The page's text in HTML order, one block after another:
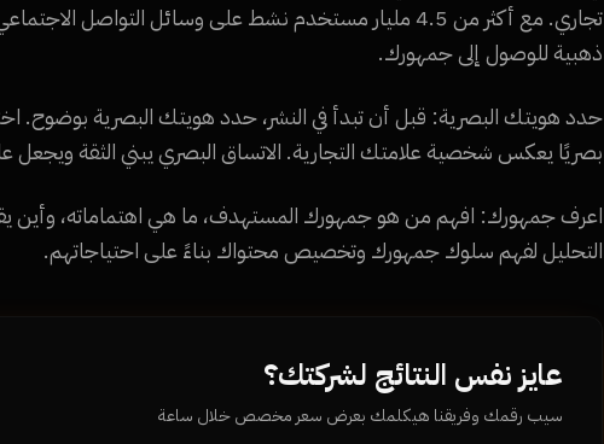
تجاري. مع أكثر من 4.5 مليار مستخدم نشط على وسائل
ذهبية للوصول إلى جمهورك.
حدد هويتك البصرية: قبل أن تبدأ في النشر، حدد هويتك البصرية بوضوح.
بصريًا يعكس شخصية علامتك التجارية. الاتساق البصري يبني الثقة ويجعل
اعرف جمهورك: افهم من هو جمهورك المستهدف، ما هي اهتماماته، وأين
التحليل لفهم سلوك جمهورك وتخصيص محتواك بناءً على احتياجاتهم.
عايز نفس النتائج لشركتك؟
سيب رقمك وفريقنا هيكلمك بعرض سعر مخصص خلال ساعة